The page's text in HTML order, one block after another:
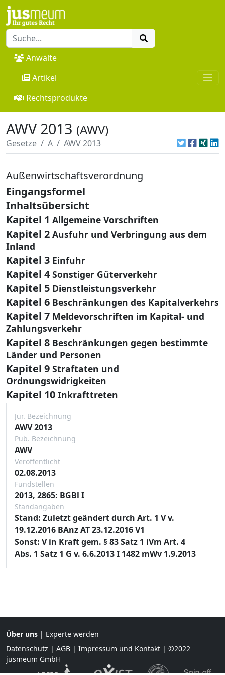
Anwälte
Artikel
Rechtsprodukte
AWV 2013 (AWV)
Gesetze A AWV 2013
Außenwirtschaftsverordnung
Eingangsformel
Inhaltsübersicht
Kapitel 1 Allgemeine Vorschriften
Kapitel 2 Ausfuhr und Verbringung aus dem
Inland
Kapitel 3 Einfuhr
Kapitel 4 Sonstiger Güterverkehr
Kapitel 5 Dienstleistungsverkehr
Kapitel 6 Beschränkungen des Kapitalverkehrs
Kapitel 7 Meldevorschriften im Kapital- und
Zahlungsverkehr
Kapitel 8 Beschränkungen gegen bestimmte
Länder und Personen
Kapitel 9 Straftaten und
Ordnungswidrigkeiten
Kapitel 10 Inkrafttreten
Jur. Bezeichnung
AWV 2013
Pub. Bezeichnung
AWV
Veröffentlicht
02.08.2013
Fundstellen
2013, 2865: BGBl I
Standangaben
Stand: Zuletzt geändert durch Art. 1 V v.
19.12.2016 BAnz AT 23.12.2016 V1
Sonst: V in Kraft gem. § 83 Satz 1 iVm Art. 4
Abs. 1 Satz 1 G v. 6.6.2013 I 1482 mWv 1.9.2013
Über uns | Experte werden
Datenschutz | AGB | Impressum und Kontakt | ©2022
jusmeum GmbH